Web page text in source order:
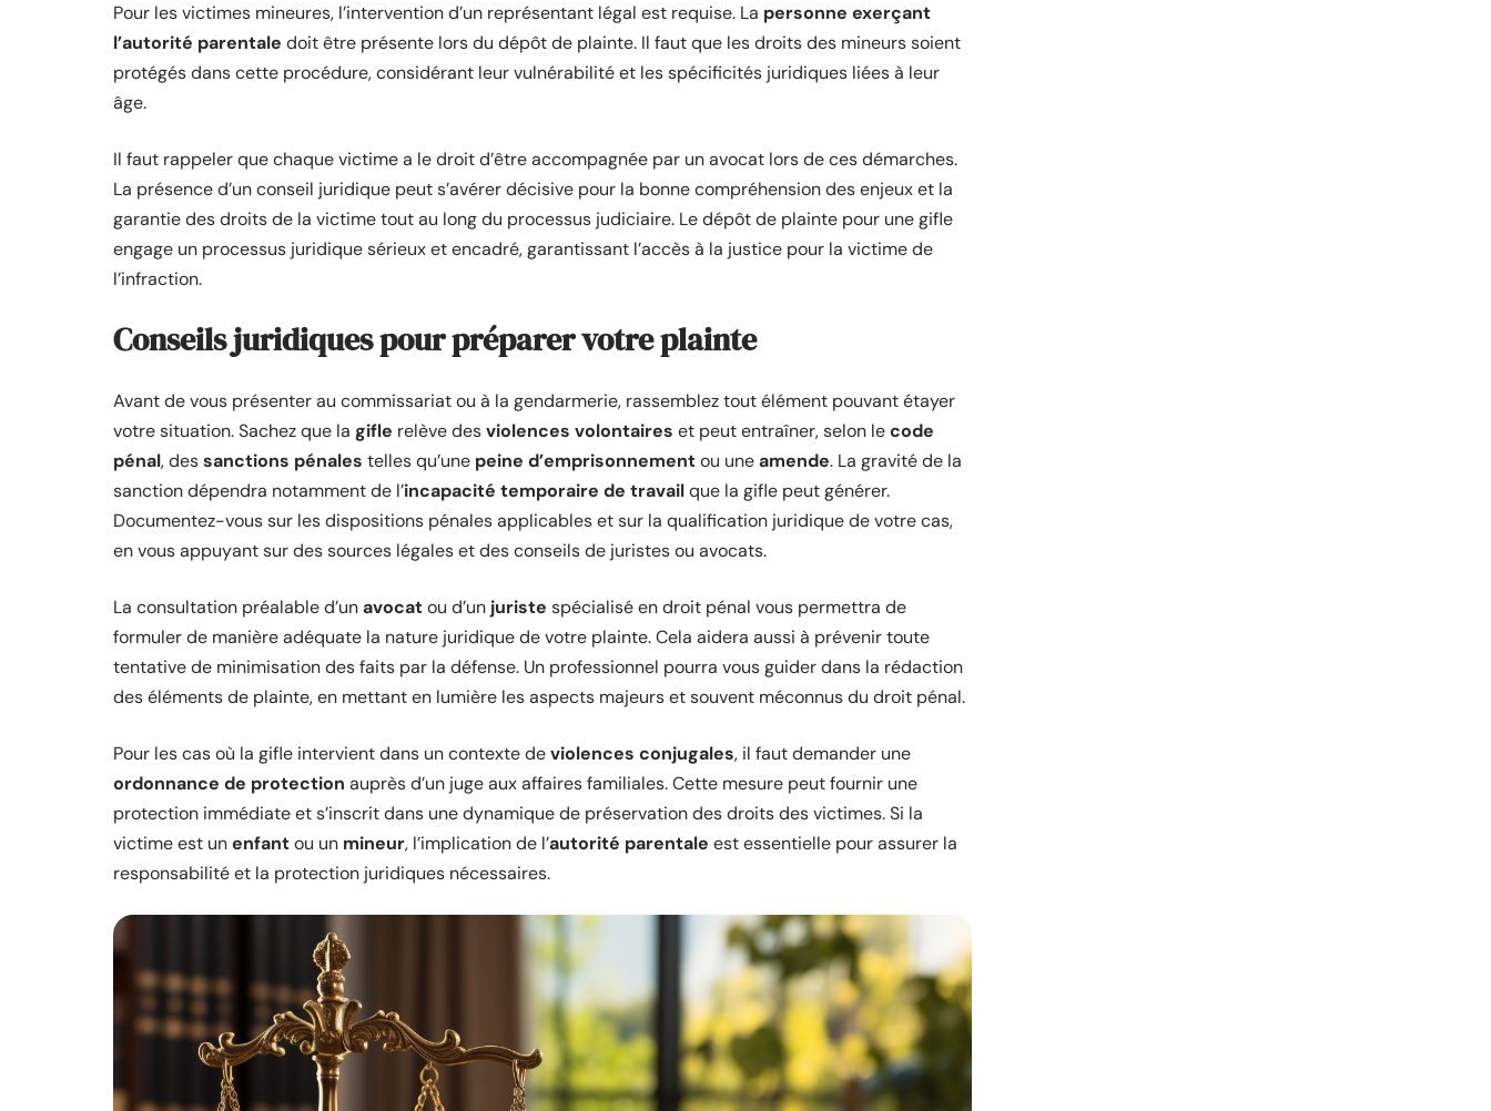
Pour les victimes mineures, l’intervention d’un représentant légal est requise. La personne exerçant
l’autorité parentale doit être présente lors du dépôt de plainte. Il faut que les droits des mineurs soient
protégés dans cette procédure, considérant leur vulnérabilité et les spécificités juridiques liées à leur
âge.
Il faut rappeler que chaque victime a le droit d’être accompagnée par un avocat lors de ces démarches.
La présence d’un conseil juridique peut s’avérer décisive pour la bonne compréhension des enjeux et la
garantie des droits de la victime tout au long du processus judiciaire. Le dépôt de plainte pour une gifle
engage un processus juridique sérieux et encadré, garantissant l’accès à la justice pour la victime de
l’infraction.
Conseils juridiques pour préparer votre plainte
Avant de vous présenter au commissariat ou à la gendarmerie, rassemblez tout élément pouvant étayer
votre situation. Sachez que la gifle relève desviolences volontaires et peut entraîner, selon lecode
pénal, dessanctions pénales telles qu’une peine d’emprisonnementou uneamende. La gravité de la
sanction dépendra notamment de l’incapacité temporaire de travailque la gifle peut générer.
Documentez-vous sur les dispositions pénales applicables et sur la qualification juridique de votre cas,
en vous appuyant sur des sources légales et des conseils de juristes ou avocats.
La consultation préalable d’unavocatou d’un juriste spécialisé en droit pénal vous permettra de
formuler de manière adéquate la nature juridique de votre plainte. Cela aidera aussi à prévenir toute
tentative de minimisation des faits par la défense. Un professionnel pourra vous guider dans la rédaction
des éléments de plainte, en mettant en lumière les aspects majeurs et souvent méconnus du droit pénal.
Pour les cas où la gifle intervient dans un contexte deviolences conjugales, il faut demander une
ordonnance de protection auprès d’un juge aux affaires familiales. Cette mesure peut fournir une
protection immédiate et s’inscrit dans une dynamique de préservation des droits des victimes. Si la
victime est unenfantou un mineur, l’implication de l’autorité parentale est essentielle pour assurer la
responsabilité et la protection juridiques nécessaires.